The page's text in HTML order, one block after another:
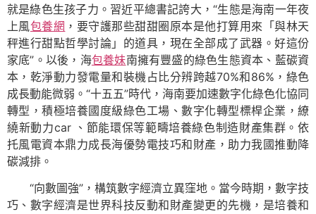
就是綠色生孩子力。習近平總書記誇大，“生態是海南一年夜
上風包養網 ，要守護那些甜甜圈原本是他打算用來「與林天
秤進行甜點哲學討論」的道具，現在全部成了武器。好這份
家底”。以後，海包養妹南擁有豐盛的綠色生態資本、藍碳資
本，乾淨動力發電量和裝機占比分辨跨越70%和86%，綠色
成長動能微弱。“十五五”時代，海南要加速數字化綠色化協同
轉型，積極培養國度級綠色工場、數字化轉型標桿企業，繚
繞新動力car 、節能環保等範疇培養綠色制造財產集群。依
托風電資本鼎力成長海優勢電技巧和財產，助力我國推動降
碳減排。
“向數圖強”，構筑數字經濟立異窪地。當今時期，數字技
巧、數字經濟是世界科技反動和財產變更的先機，是培養和